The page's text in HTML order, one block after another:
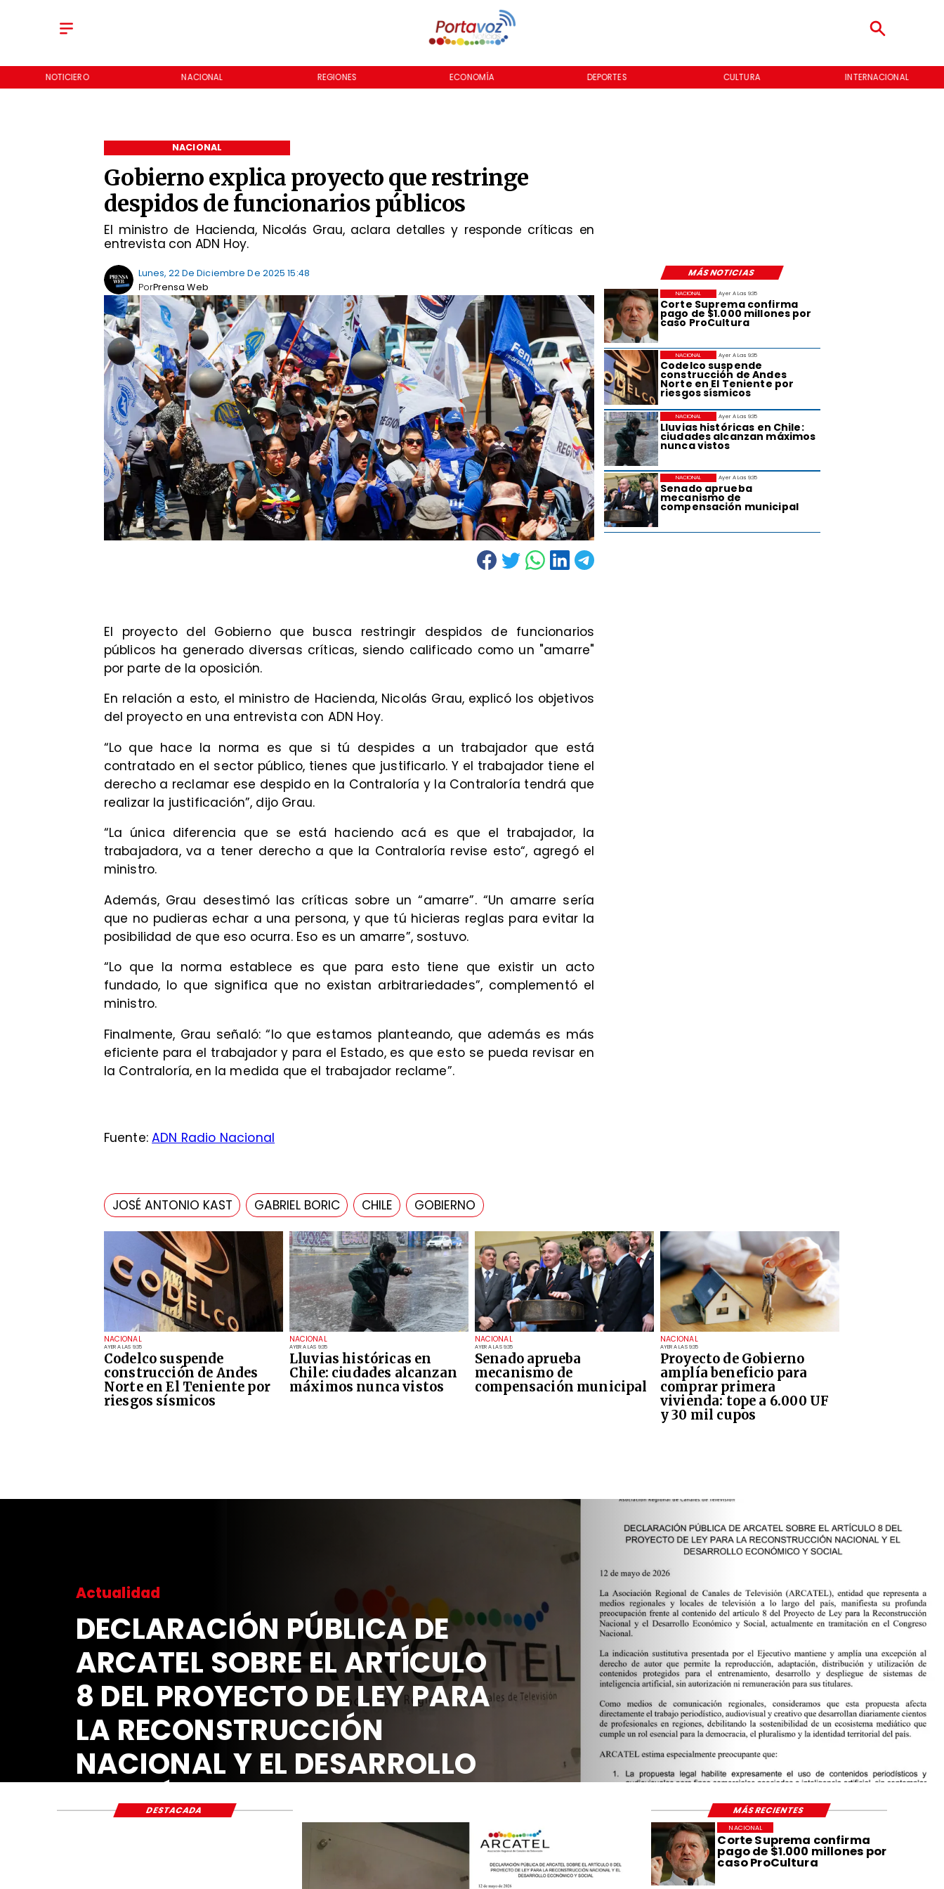
NOTICIERO NACIONAL REGIONES ECONOMÍA DEPORTES CULTURA INTERNACIONAL
Gobierno explica proyecto que restringe
despidos de funcionarios públicos
El ministro de Hacienda, Nicolás Grau, aclara detalles y responde críticas en
entrevista con ADN Hoy.
NACIONAL
MÁS NOTICIAS
Lunes, 22 De Diciembre De 2025 15:48
Prensa Web
Por
NACIONAL
AYER A LAS 9:35
Codelco suspende
construcción de Andes
Norte en El Teniente por
riesgos sísmicos
NACIONAL
AYER A LAS 9:35
Lluvias históricas en
Chile: ciudades alcanzan
máximos nunca vistos
NACIONAL
AYER A LAS 9:35
Senado aprueba
mecanismo de
compensación municipal
NACIONAL
AYER A LAS 9:35
Proyecto de Gobierno
amplía beneficio para
comprar primera
vivienda: tope a 6.000 UF
y 30 mil cupos
Ayer A Las 9:35
Corte Suprema confirma
pago de $1.000 millones por
caso ProCultura
NACIONAL
Ayer A Las 9:35
Codelco suspende
construcción de Andes
Norte en El Teniente por
riesgos sísmicos
NACIONAL
Ayer A Las 9:35
Lluvias históricas en Chile:
ciudades alcanzan máximos
nunca vistos
NACIONAL
Ayer A Las 9:35
Senado aprueba
mecanismo de
compensación municipal
NACIONAL
El proyecto del Gobierno que busca restringir despidos de funcionarios
públicos ha generado diversas críticas, siendo calificado como un "amarre"
por parte de la oposición.
En relación a esto, el ministro de Hacienda, Nicolás Grau, explicó los objetivos
del proyecto en una entrevista con ADN Hoy.
“Lo que hace la norma es que si tú despides a un trabajador que está
contratado en el sector público, tienes que justificarlo. Y el trabajador tiene el
derecho a reclamar ese despido en la Contraloría y la Contraloría tendrá que
realizar la justificación”, dijo Grau.
“La única diferencia que se está haciendo acá es que el trabajador, la
trabajadora, va a tener derecho a que la Contraloría revise esto“, agregó el
ministro.
Además, Grau desestimó las críticas sobre un “amarre”. “Un amarre sería
que no pudieras echar a una persona, y que tú hicieras reglas para evitar la
posibilidad de que eso ocurra. Eso es un amarre”, sostuvo.
“Lo que la norma establece es que para esto tiene que existir un acto
fundado, lo que significa que no existan arbitrariedades”, complementó el
ministro.
Finalmente, Grau señaló: “lo que estamos planteando, que además es más
eficiente para el trabajador y para el Estado, es que esto se pueda revisar en
la Contraloría, en la medida que el trabajador reclame”.
Fuente:ADN Radio Nacional
JOSÉ ANTONIO KAST GABRIEL BORIC CHILE GOBIERNO
Actualidad
DECLARACIÓN PÚBLICA DE
ARCATEL SOBRE EL ARTÍCULO
8 DEL PROYECTO DE LEY PARA
LA RECONSTRUCCIÓN
NACIONAL Y EL DESARROLLO
ECONÓMICO Y SOCIAL
Corte Suprema confirma
pago de $1.000 millones por
caso ProCultura
NACIONAL
DESTACADA MÁS RECIENTES